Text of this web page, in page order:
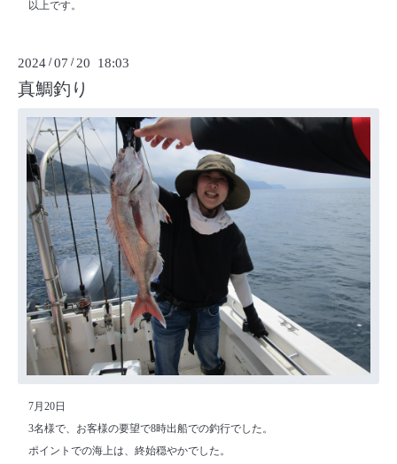
以上です。
2024 /07 / 20 18:03
真鯛釣り
7月20日
3名様で、お客様の要望で8時出船での釣行でした。
ポイントでの海上は、終始穏やかでした。